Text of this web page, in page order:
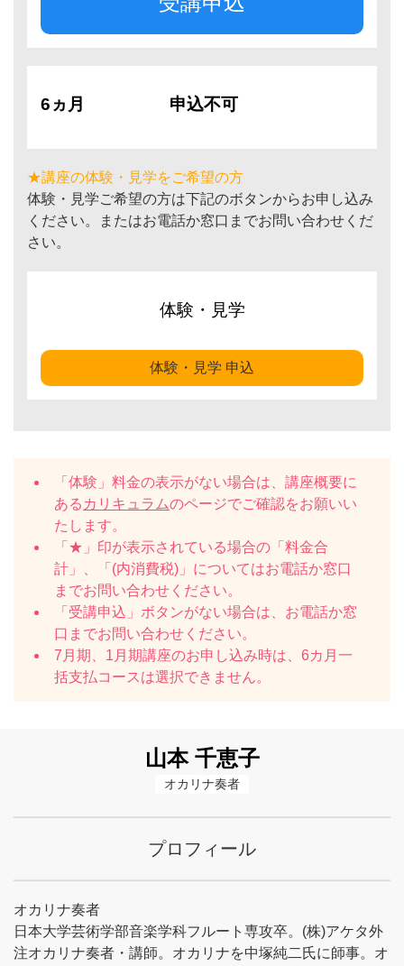
6ヵ月 申込不可
★講座の体験・見学をご希望の方
体験・見学ご希望の方は下記のボタンからお申し込み
ください。またはお電話か窓口までお問い合わせくだ
さい。
体験・見学
体験・見学 申込
「体験」料金の表示がない場合は、講座概要に
ある カリキュラムのページでご確認をお願いい
たします。
「★」印が表示されている場合の「料金合
計」、「(内消費税)」についてはお電話か窓口
までお問い合わせください。
「受講申込」ボタンがない場合は、お電話か窓
口までお問い合わせください。
7月期、1月期講座のお申し込み時は、6カ月一
括支払コースは選択できません。
山本 千恵子
オカリナ奏者
プロフィール
オカリナ奏者
日本大学芸術学部音楽学科フルート専攻卒。(株)アケタ外
注オカリナ奏者・講師。オカリナを中塚純二氏に師事。オ